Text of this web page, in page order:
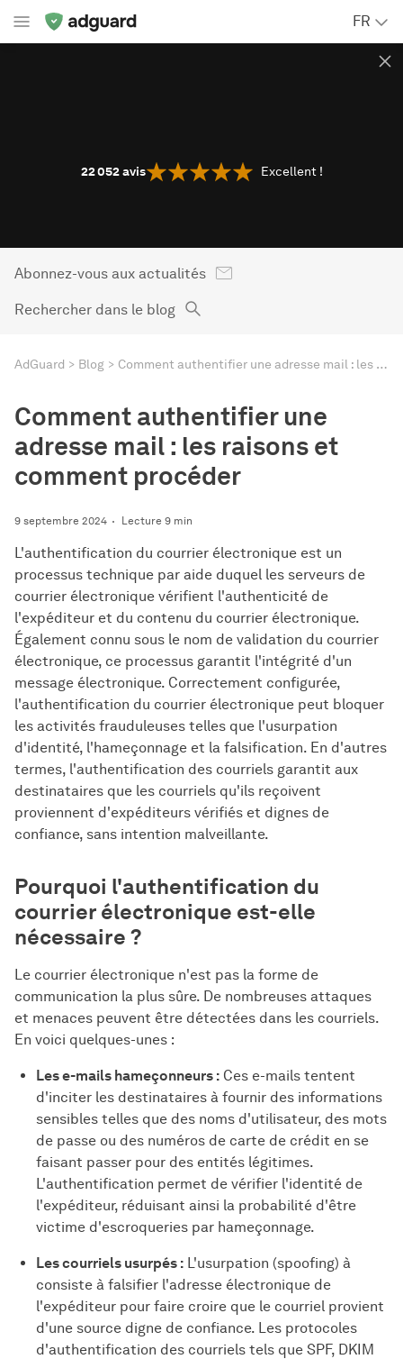
FR
22 052avis Excellent !
Abonnez-vous aux actualités
Rechercher dans le blog
AdGuard Blog Comment authentifier une adresse mail : les raisons et comment procéder
Comment authentifier une
adresse mail : les raisons et
comment procéder
9 septembre 2024 Lecture 9 min
L'authentification du courrier électronique est un
processus technique par aide duquel les serveurs de
courrier électronique vérifient l'authenticité de
l'expéditeur et du contenu du courrier électronique.
Également connu sous le nom de validation du courrier
électronique, ce processus garantit l'intégrité d'un
message électronique. Correctement configurée,
l'authentification du courrier électronique peut bloquer
les activités frauduleuses telles que l'usurpation
d'identité, l'hameçonnage et la falsification. En d'autres
termes, l'authentification des courriels garantit aux
destinataires que les courriels qu'ils reçoivent
proviennent d'expéditeurs vérifiés et dignes de
confiance, sans intention malveillante.
Pourquoi l'authentification du
courrier électronique est-elle
nécessaire ?
Le courrier électronique n'est pas la forme de
communication la plus sûre. De nombreuses attaques
et menaces peuvent être détectées dans les courriels.
En voici quelques-unes :
Les e-mails hameçonneurs : Ces e-mails tentent
d'inciter les destinataires à fournir des informations
sensibles telles que des noms d'utilisateur, des mots
de passe ou des numéros de carte de crédit en se
faisant passer pour des entités légitimes.
L'authentification permet de vérifier l'identité de
l'expéditeur, réduisant ainsi la probabilité d'être
victime d'escroqueries par hameçonnage.
Les courriels usurpés : L'usurpation (spoofing) à
consiste à falsifier l'adresse électronique de
l'expéditeur pour faire croire que le courriel provient
d'une source digne de confiance. Les protocoles
d'authentification des courriels tels que SPF, DKIM